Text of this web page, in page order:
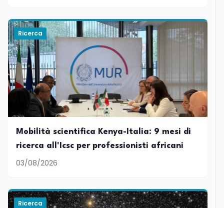
Ricerca
Mobilità scientifica Kenya-Italia: 9 mesi di
ricerca all'Icsc per professionisti africani
03/08/2026
Ricerca